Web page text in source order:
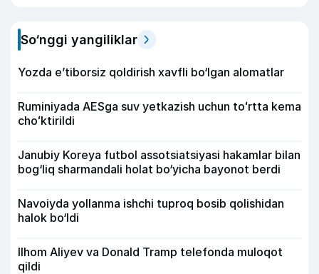
So‘nggi yangiliklar
Yozda e’tiborsiz qoldirish xavfli bo‘lgan alomatlar
Ruminiyada AESga suv yetkazish uchun toʻrtta kema
choʻktirildi
Janubiy Koreya futbol assotsiatsiyasi hakamlar bilan
bog‘liq sharmandali holat bo‘yicha bayonot berdi
Navoiyda yollanma ishchi tuproq bosib qolishidan
halok bo‘ldi
Ilhom Aliyev va Donald Tramp telefonda muloqot
qildi